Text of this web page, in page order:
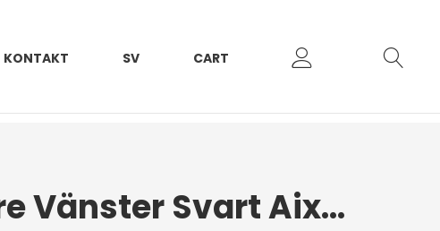
KONTAKT SV CART
Strålkastare Vänster Svart Aixam Vision 2014+